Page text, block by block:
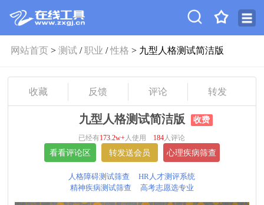
网站首页> 测试 /职业 /性格 > 九型人格测试简洁版
收藏 反馈 评论 转发
九型人格测试简洁版 收费
已经有173.2w+人使用 184人评论
人格障碍测试筛查
HR人才测评系统
精神疾病测试筛查
高考志愿选专业